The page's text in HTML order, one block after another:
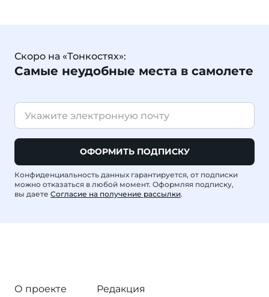
Скоро на «Тонкостях»:
Самые неудобные места в самолете
ОФОРМИТЬ ПОДПИСКУ
Конфиденциальность данных гарантируется, от подписки
можно отказаться в любой момент. Оформляя подписку,
вы даете Согласие на получение рассылки.
О проекте
Редакция